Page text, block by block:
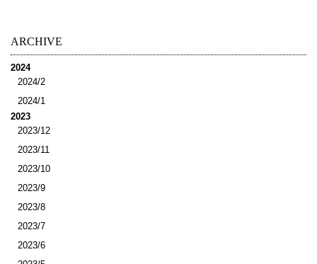
ARCHIVE
2024
2024/2
2024/1
2023
2023/12
2023/11
2023/10
2023/9
2023/8
2023/7
2023/6